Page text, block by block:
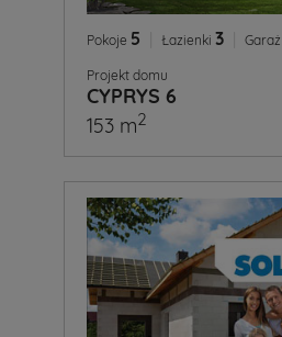
Pokoje 5 Łazienki 3 Garaż
Projekt domu
CYPRYS 6
153 m2